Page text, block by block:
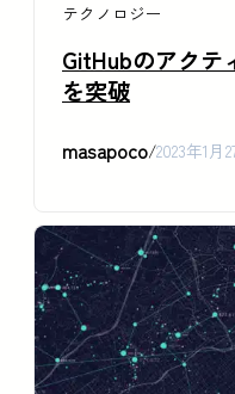
テクノロジー
GitHubのアクテ
を突破
masapoco/2023年1月